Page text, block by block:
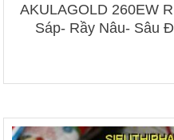
AKULAGOLD 260EW
Sáp- Rầy Nâu- Sâu